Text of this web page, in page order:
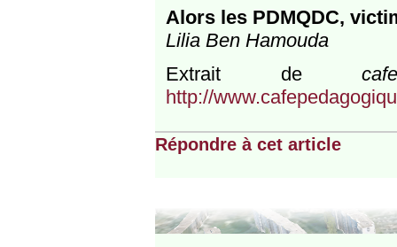
Alors les PDMQDC,
Lilia Ben Hamouda
Extrait de
http://
Répondre à cet article